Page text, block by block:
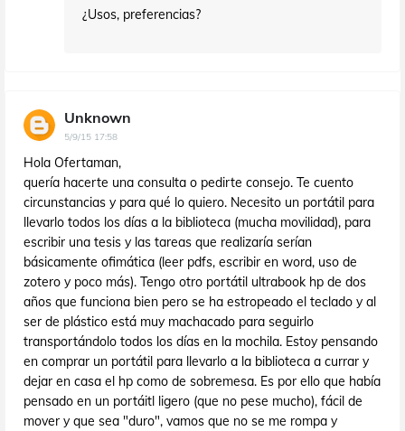
¿Usos, preferencias?
Unknown
5/9/15 17:58
Hola Ofertaman,
quería hacerte una consulta o pedirte consejo. Te cuento
circunstancias y para qué lo quiero. Necesito un portátil para
llevarlo todos los días a la biblioteca (mucha movilidad), para
escribir una tesis y las tareas que realizaría serían
básicamente ofimática (leer pdfs, escribir en word, uso de
zotero y poco más). Tengo otro portátil ultrabook hp de dos
años que funciona bien pero se ha estropeado el teclado y al
ser de plástico está muy machacado para seguirlo
transportándolo todos los días en la mochila. Estoy pensando
en comprar un portátil para llevarlo a la biblioteca a currar y
dejar en casa el hp como de sobremesa. Es por ello que había
pensado en un portáitl ligero (que no pese mucho), fácil de
mover y que sea "duro", vamos que no se me rompa y